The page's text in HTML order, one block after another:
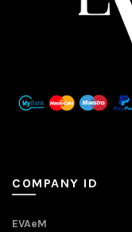
COMPANY ID
EVAeM